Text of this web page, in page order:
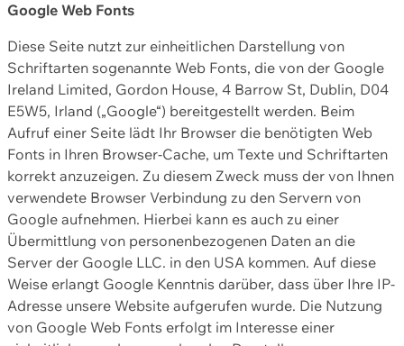
Google Web Fonts
Diese Seite nutzt zur einheitlichen Darstellung von
Schriftarten sogenannte Web Fonts, die von der Google
Ireland Limited, Gordon House, 4 Barrow St, Dublin, D04
E5W5, Irland („Google“) bereitgestellt werden. Beim
Aufruf einer Seite lädt Ihr Browser die benötigten Web
Fonts in Ihren Browser-Cache, um Texte und Schriftarten
korrekt anzuzeigen. Zu diesem Zweck muss der von Ihnen
verwendete Browser Verbindung zu den Servern von
Google aufnehmen. Hierbei kann es auch zu einer
Übermittlung von personenbezogenen Daten an die
Server der Google LLC. in den USA kommen. Auf diese
Weise erlangt Google Kenntnis darüber, dass über Ihre IP-
Adresse unsere Website aufgerufen wurde. Die Nutzung
von Google Web Fonts erfolgt im Interesse einer